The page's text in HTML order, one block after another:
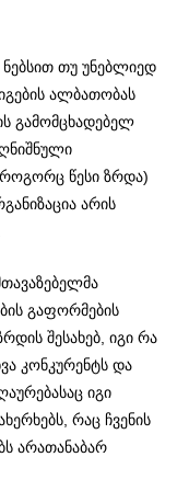
ნებსით თუ უნებლიედ
ალბათობას
გამომცხადებელ
წესი ზრდა)
არის
გაფორმების
შესახებ, იგი რა
კონკურენტს და
იგი
რაც ჩვენის
არათანაბარ